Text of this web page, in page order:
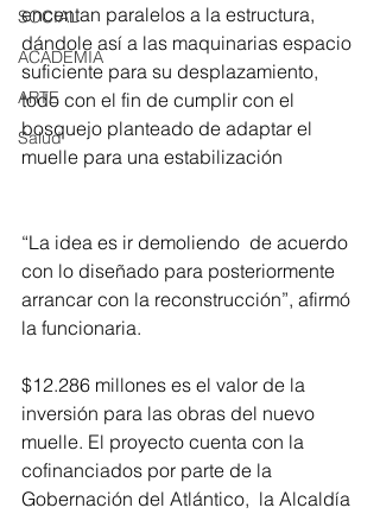
SOCIAL
ACADEMIA
ARTE
Salud
encentan paralelos a la estructura,
dándole así a las maquinarias espacio
suficiente para su desplazamiento,
todo con el fin de cumplir con el
bosquejo planteado de adaptar el
muelle para una estabilización
“La idea es ir demoliendo  de acuerdo
con lo diseñado para posteriormente
arrancar con la reconstrucción”, afirmó
la funcionaria.
$12.286 millones es el valor de la
inversión para las obras del nuevo
muelle. El proyecto cuenta con la
cofinanciados por parte de la
Gobernación del Atlántico,  la Alcaldía